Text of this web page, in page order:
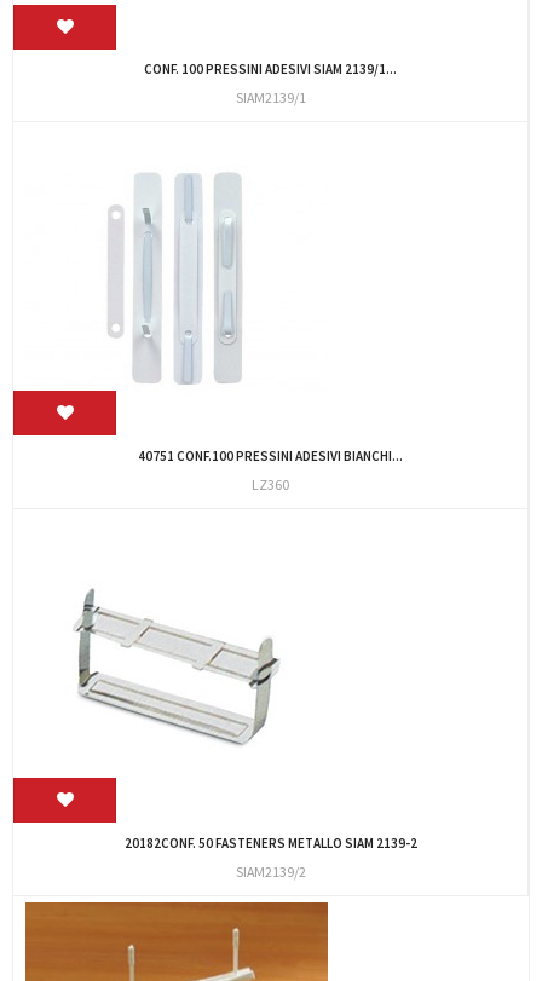
CONF. 100 PRESSINI ADESIVI SIAM 2139/1...
SIAM2139/1
40751 CONF.100 PRESSINI ADESIVI BIANCHI...
LZ360
20182CONF. 50 FASTENERS METALLO SIAM 2139-2
SIAM2139/2